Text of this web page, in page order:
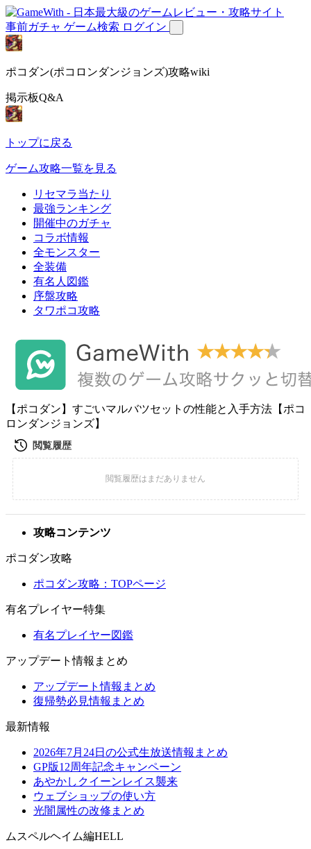
事前ガチャ ゲーム検索 ログイン
ポコダン(ポコロンダンジョンズ)攻略wiki
掲示板Q&A
トップに戻る
ゲーム攻略一覧を見る
リセマラ当たり
最強ランキング
開催中のガチャ
コラボ情報
全モンスター
全装備
有名人図鑑
序盤攻略
タワポコ攻略
【ポコダン】すごいマルバツセットの性能と入手方法【ポコ
ロンダンジョンズ】
攻略コンテンツ
ポコダン攻略
ポコダン攻略：TOPページ
有名プレイヤー特集
有名プレイヤー図鑑
アップデート情報まとめ
アップデート情報まとめ
復帰勢必見情報まとめ
最新情報
2026年7月24日の公式生放送情報まとめ
GP版12周年記念キャンペーン
あやかしクイーンレイス襲来
ウェブショップの使い方
光闇属性の改修まとめ
ムスペルヘイム編HELL